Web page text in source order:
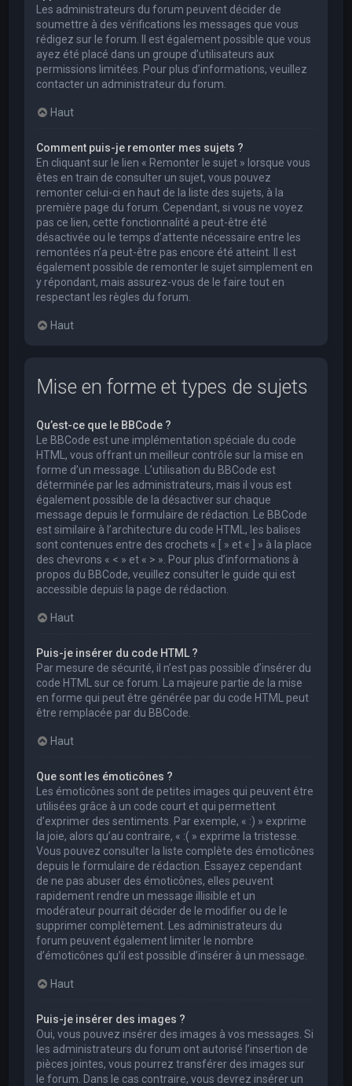
Les administrateurs du forum peuvent décider de
soumettre à des vérifications les messages que vous
rédigez sur le forum. Il est également possible que vous
ayez été placé dans un groupe d’utilisateurs aux
permissions limitées. Pour plus d’informations, veuillez
contacter un administrateur du forum.
Haut
Comment puis-je remonter mes sujets ?
En cliquant sur le lien « Remonter le sujet » lorsque vous
êtes en train de consulter un sujet, vous pouvez
remonter celui-ci en haut de la liste des sujets, à la
première page du forum. Cependant, si vous ne voyez
pas ce lien, cette fonctionnalité a peut-être été
désactivée ou le temps d’attente nécessaire entre les
remontées n’a peut-être pas encore été atteint. Il est
également possible de remonter le sujet simplement en
y répondant, mais assurez-vous de le faire tout en
respectant les règles du forum.
Haut
Mise en forme et types de sujets
Qu’est-ce que le BBCode ?
Le BBCode est une implémentation spéciale du code
HTML, vous offrant un meilleur contrôle sur la mise en
forme d’un message. L’utilisation du BBCode est
déterminée par les administrateurs, mais il vous est
également possible de la désactiver sur chaque
message depuis le formulaire de rédaction. Le BBCode
est similaire à l’architecture du code HTML, les balises
sont contenues entre des crochets « [ » et « ] » à la place
des chevrons « < » et « > ». Pour plus d’informations à
propos du BBCode, veuillez consulter le guide qui est
accessible depuis la page de rédaction.
Haut
Puis-je insérer du code HTML ?
Par mesure de sécurité, il n’est pas possible d’insérer du
code HTML sur ce forum. La majeure partie de la mise
en forme qui peut être générée par du code HTML peut
être remplacée par du BBCode.
Haut
Que sont les émoticônes ?
Les émoticônes sont de petites images qui peuvent être
utilisées grâce à un code court et qui permettent
d’exprimer des sentiments. Par exemple, « :) » exprime
la joie, alors qu’au contraire, « :( » exprime la tristesse.
Vous pouvez consulter la liste complète des émoticônes
depuis le formulaire de rédaction. Essayez cependant
de ne pas abuser des émoticônes, elles peuvent
rapidement rendre un message illisible et un
modérateur pourrait décider de le modifier ou de le
supprimer complètement. Les administrateurs du
forum peuvent également limiter le nombre
d’émoticônes qu’il est possible d’insérer à un message.
Haut
Puis-je insérer des images ?
Oui, vous pouvez insérer des images à vos messages. Si
les administrateurs du forum ont autorisé l’insertion de
pièces jointes, vous pourrez transférer des images sur
le forum. Dans le cas contraire, vous devrez insérer un